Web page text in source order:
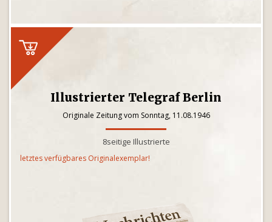
Illustrierter Telegraf Berlin
Originale Zeitung vom Sonntag, 11.08.1946
8seitige Illustrierte
letztes verfügbares Originalexemplar!